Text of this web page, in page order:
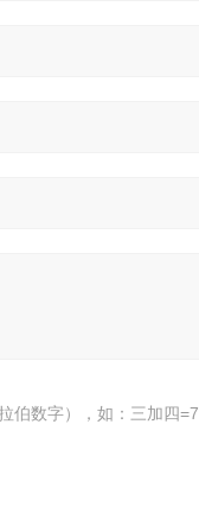
伯数字），如：三加四=7